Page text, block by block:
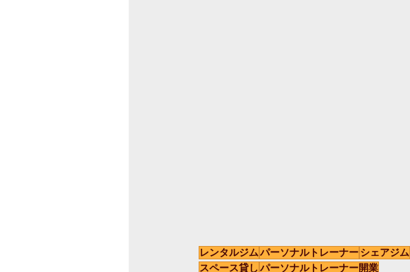
レンタルジムパーソナルトレーナーシェアジム
スペース貸しパーソナルトレーナー開業